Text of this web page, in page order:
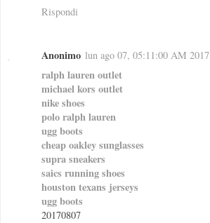
Rispondi
Anonimo lun ago 07, 05:11:00 AM 2017
ralph lauren outlet
michael kors outlet
nike shoes
polo ralph lauren
ugg boots
cheap oakley sunglasses
supra sneakers
saics running shoes
houston texans jerseys
ugg boots
20170807